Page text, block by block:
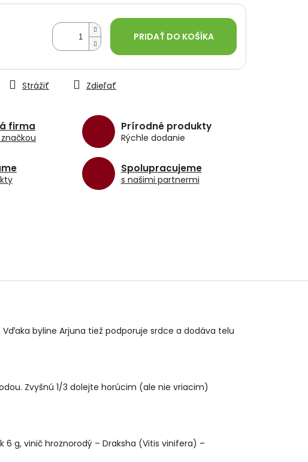
PRIDAŤ DO KOŠÍKA
firma Prírodné produkty
Rýchle dodanie
Spolupracujeme
s našimi partnermi
Strážiť Zdieľať
byline Arjuna tiež podporuje srdce a dodáva telu
Zvyšnú 1/3 dolejte horúcim (ale nie vriacim)
g, vinič hroznorodý – Draksha (Vitis vinifera) –